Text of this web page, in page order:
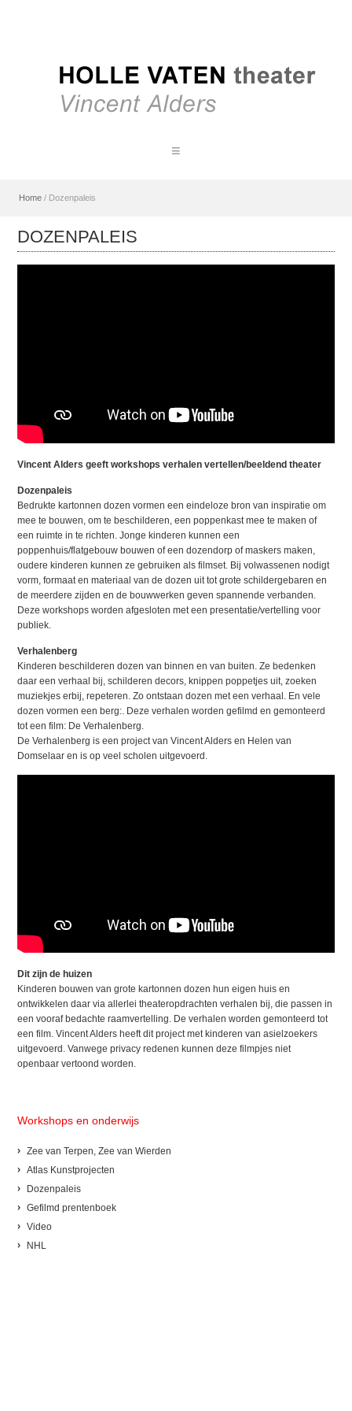
Home / Dozenpaleis
DOZENPALEIS
Vincent Alders geeft workshops verhalen vertellen/beeldend theater
Dozenpaleis
Bedrukte kartonnen dozen vormen een eindeloze bron van inspiratie om
mee te bouwen, om te beschilderen, een poppenkast mee te maken of
een ruimte in te richten. Jonge kinderen kunnen een
poppenhuis/flatgebouw bouwen of een dozendorp of maskers maken,
oudere kinderen kunnen ze gebruiken als filmset. Bij volwassenen nodigt
vorm, formaat en materiaal van de dozen uit tot grote schildergebaren en
de meerdere zijden en de bouwwerken geven spannende verbanden.
Deze workshops worden afgesloten met een presentatie/vertelling voor
publiek.
Verhalenberg
Kinderen beschilderen dozen van binnen en van buiten. Ze bedenken
daar een verhaal bij, schilderen decors, knippen poppetjes uit, zoeken
muziekjes erbij, repeteren. Zo ontstaan dozen met een verhaal. En vele
dozen vormen een berg:. Deze verhalen worden gefilmd en gemonteerd
tot een film: De Verhalenberg.
De Verhalenberg is een project van Vincent Alders en Helen van
Domselaar en is op veel scholen uitgevoerd.
Dit zijn de huizen
Kinderen bouwen van grote kartonnen dozen hun eigen huis en
ontwikkelen daar via allerlei theateropdrachten verhalen bij, die passen in
een vooraf bedachte raamvertelling. De verhalen worden gemonteerd tot
een film. Vincent Alders heeft dit project met kinderen van asielzoekers
uitgevoerd. Vanwege privacy redenen kunnen deze filmpjes niet
openbaar vertoond worden.
Workshops en onderwijs
Zee van Terpen, Zee van Wierden
Atlas Kunstprojecten
Dozenpaleis
Gefilmd prentenboek
Video
NHL